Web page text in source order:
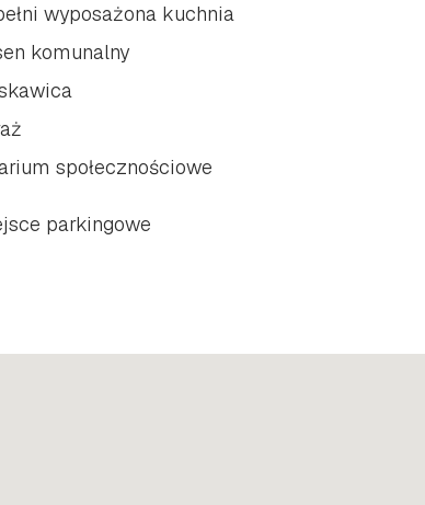
wyposażona kuchnia
komunalny
społecznościowe
parkingowe